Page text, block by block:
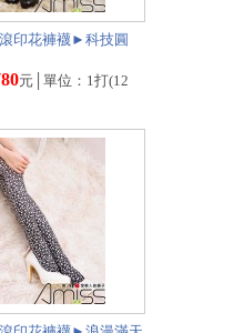
印花褲襪►科技圓
元│單位：1打(12